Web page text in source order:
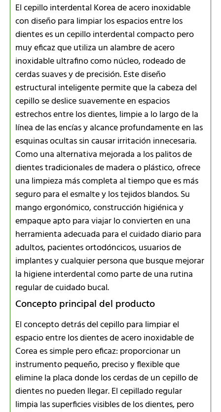
El cepillo interdental Korea de acero inoxidable
con diseño para limpiar los espacios entre los
dientes es un cepillo interdental compacto pero
muy eficaz que utiliza un alambre de acero
inoxidable ultrafino como núcleo, rodeado de
cerdas suaves y de precisión. Este diseño
estructural inteligente permite que la cabeza del
cepillo se deslice suavemente en espacios
estrechos entre los dientes, limpie a lo largo de la
línea de las encías y alcance profundamente en las
esquinas ocultas sin causar irritación innecesaria.
Como una alternativa mejorada a los palitos de
dientes tradicionales de madera o plástico, ofrece
una limpieza más completa al tiempo que es más
seguro para el esmalte y los tejidos blandos. Su
mango ergonómico, construcción higiénica y
empaque apto para viajar lo convierten en una
herramienta adecuada para el cuidado diario para
adultos, pacientes ortodóncicos, usuarios de
implantes y cualquier persona que busque mejorar
la higiene interdental como parte de una rutina
regular de cuidado bucal.
Concepto principal del producto
El concepto detrás del cepillo para limpiar el
espacio entre los dientes de acero inoxidable de
Corea es simple pero eficaz: proporcionar un
instrumento pequeño, preciso y flexible que
elimine la placa donde los cerdas de un cepillo de
dientes no pueden llegar. El cepillado regular
limpia las superficies visibles de los dientes, pero